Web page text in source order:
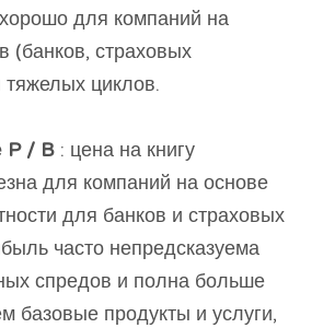
для компаний на
(банков, страховых
циклов.
P / B : цена на книгу
для компаний на основе
для банков и страховых
часто непредсказуема
спредов и полна больше
базовые продукты и услуги,